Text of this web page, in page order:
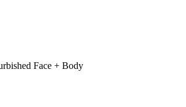
Face + Body